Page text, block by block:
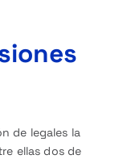
de legales la
ellas dos de